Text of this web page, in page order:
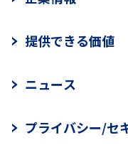
提供できる価値
ニュース
プライバシー/セ